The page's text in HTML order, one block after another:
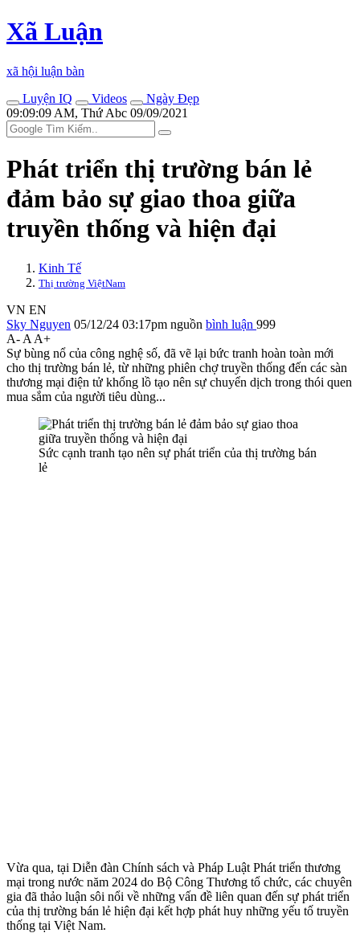
Xã Luận
xã hội luận bàn
Luyện IQ
Videos
Ngày Đẹp
09:09:09 AM, Thứ Abc 09/09/2021
Phát triển thị trường bán lẻ
đảm bảo sự giao thoa giữa
truyền thống và hiện đại
Kinh Tế
Thị trường ViệtNam
VN EN
Sky Nguyen 05/12/24 03:17pm nguồn bình luận 999
A- A A+
Sự bùng nổ của công nghệ số, đã vẽ lại bức tranh hoàn toàn mới
cho thị trường bán lẻ, từ những phiên chợ truyền thống đến các sàn
thương mại điện tử khổng lồ tạo nên sự chuyển dịch trong thói quen
mua sắm của người tiêu dùng...
Sức cạnh tranh tạo nên sự phát triển của thị trường bán
lẻ
Vừa qua, tại Diễn đàn Chính sách và Pháp Luật Phát triển thương
mại trong nước năm 2024 do Bộ Công Thương tổ chức, các chuyên
gia đã thảo luận sôi nổi về những vấn đề liên quan đến sự phát triển
của thị trường bán lẻ hiện đại kết hợp phát huy những yếu tố truyền
thống tại Việt Nam.